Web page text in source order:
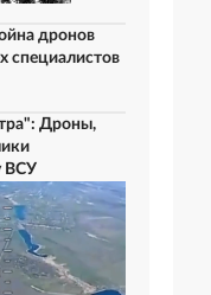
дронов
специалистов
Дроны,
ВСУ